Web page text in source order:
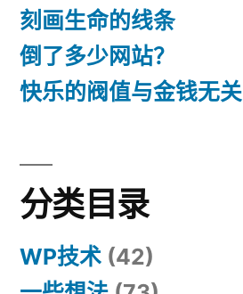
刻画生命的线条
倒了多少网站？
快乐的阀值与金钱无关
分类目录
WP技术 (42)